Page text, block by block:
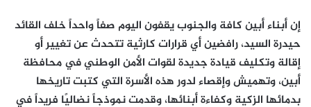
إن أبناء أبين كافة والجنوب يقفون اليوم صفاً واحداً خلف القائد
حيدرة السيد، رافضين أي قرارات كارثية تتحدث عن تغيير أو
إقالة وتكليف قيادة جديدة لقوات الأمن الوطني في محافظة
أبين، وتهميش وإقصاء لدور هذه الأسرة التي كتبت تاريخها
بدمائها الزكية وكفاءة أبنائها، وقدمت نموذجاً نضاليًا فريداً في